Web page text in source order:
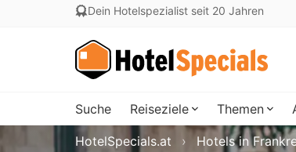
Dein Hotelspezialist seit 20 Jahren
Suche Reiseziele Themen
HotelSpecials.at Hotels in